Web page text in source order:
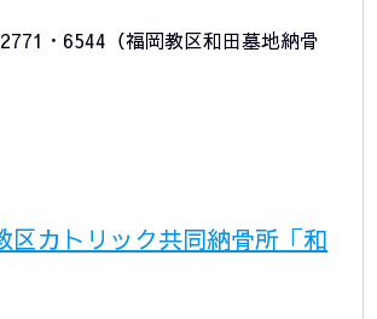
・6544（福岡教区和田墓地納骨
カトリック共同納骨所「和